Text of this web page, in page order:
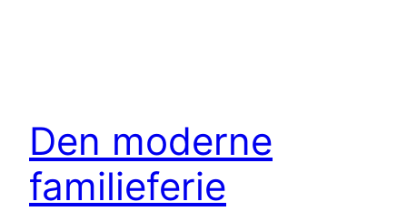
Den moderne
familieferie